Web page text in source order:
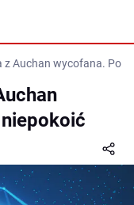
Auchan wycofana.